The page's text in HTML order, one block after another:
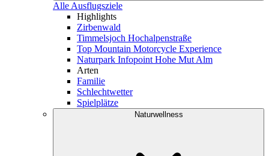
Alle Ausflugsziele
Highlights
Zirbenwald
Timmelsjoch Hochalpenstraße
Top Mountain Motorcycle Experience
Naturpark Infopoint Hohe Mut Alm
Arten
Familie
Schlechtwetter
Spielplätze
Naturwellness